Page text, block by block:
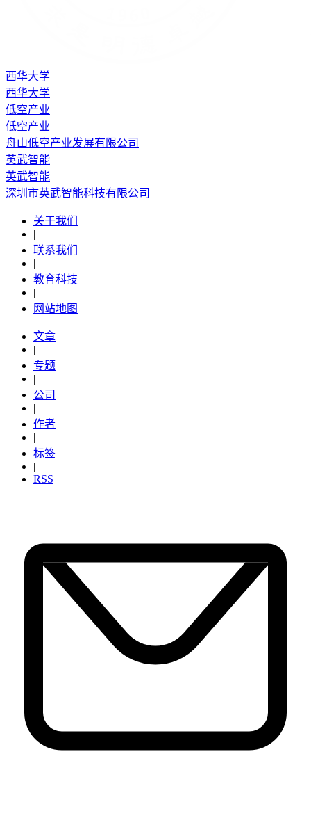
西华大学
西华大学
低空产业
低空产业
舟山低空产业发展有限公司
英武智能
英武智能
深圳市英武智能科技有限公司
关于我们
|
联系我们
|
教育科技
|
网站地图
文章
|
专题
|
公司
|
作者
|
标签
|
RSS